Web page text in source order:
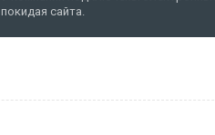
покидая сайта.